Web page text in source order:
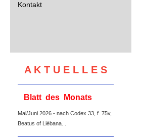
Kontakt
A K T U E L L E S
Blatt des Monats
Mai/Juni 2026 - nach Codex 33, f. 75v,
Beatus of Liébana. .